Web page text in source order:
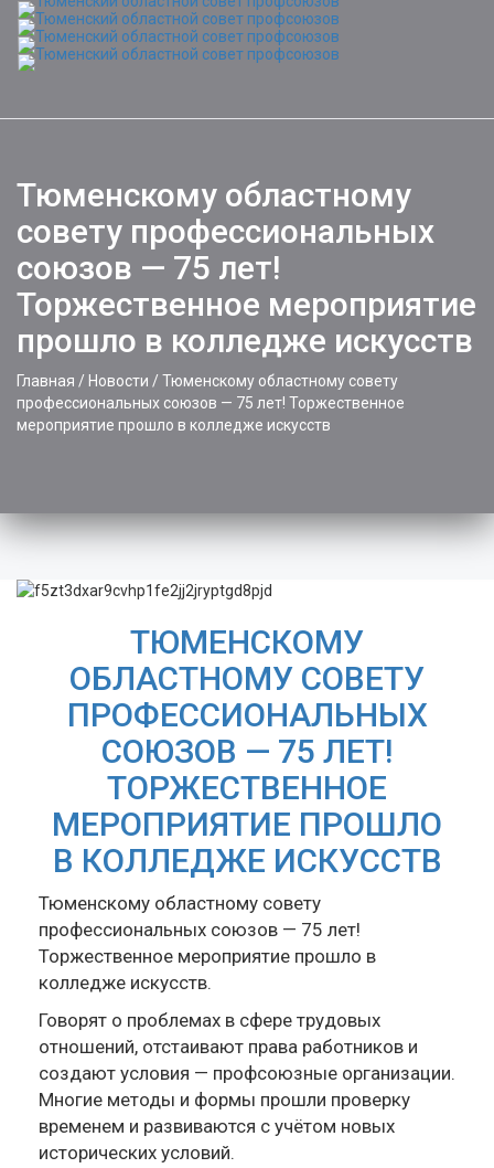
Тюменскому областному
совету профессиональных
союзов — 75 лет!
Торжественное мероприятие
прошло в колледже искусств
Главная / Новости / Тюменскому областному совету
профессиональных союзов — 75 лет! Торжественное
мероприятие прошло в колледже искусств
ТЮМЕНСКОМУ
ОБЛАСТНОМУ СОВЕТУ
ПРОФЕССИОНАЛЬНЫХ
СОЮЗОВ — 75 ЛЕТ!
ТОРЖЕСТВЕННОЕ
МЕРОПРИЯТИЕ ПРОШЛО
В КОЛЛЕДЖЕ ИСКУССТВ
Тюменскому областному совету
профессиональных союзов — 75 лет!
Торжественное мероприятие прошло в
колледже искусств.
Говорят о проблемах в сфере трудовых
отношений, отстаивают права работников и
создают условия — профсоюзные организации.
Многие методы и формы прошли проверку
временем и развиваются с учётом новых
исторических условий.